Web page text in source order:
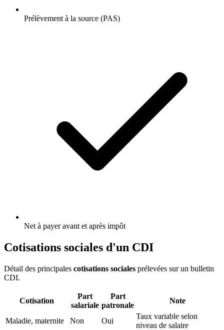
Prélèvement à la source (PAS)
Net à payer avant et après impôt
Cotisations sociales d'un CDI
Détail des principales cotisations sociales prélevées sur un bulletin
CDI.
Cotisation
Part
salariale
Part
patronale
Note
Maladie, maternite Non Oui
Taux variable selon
niveau de salaire